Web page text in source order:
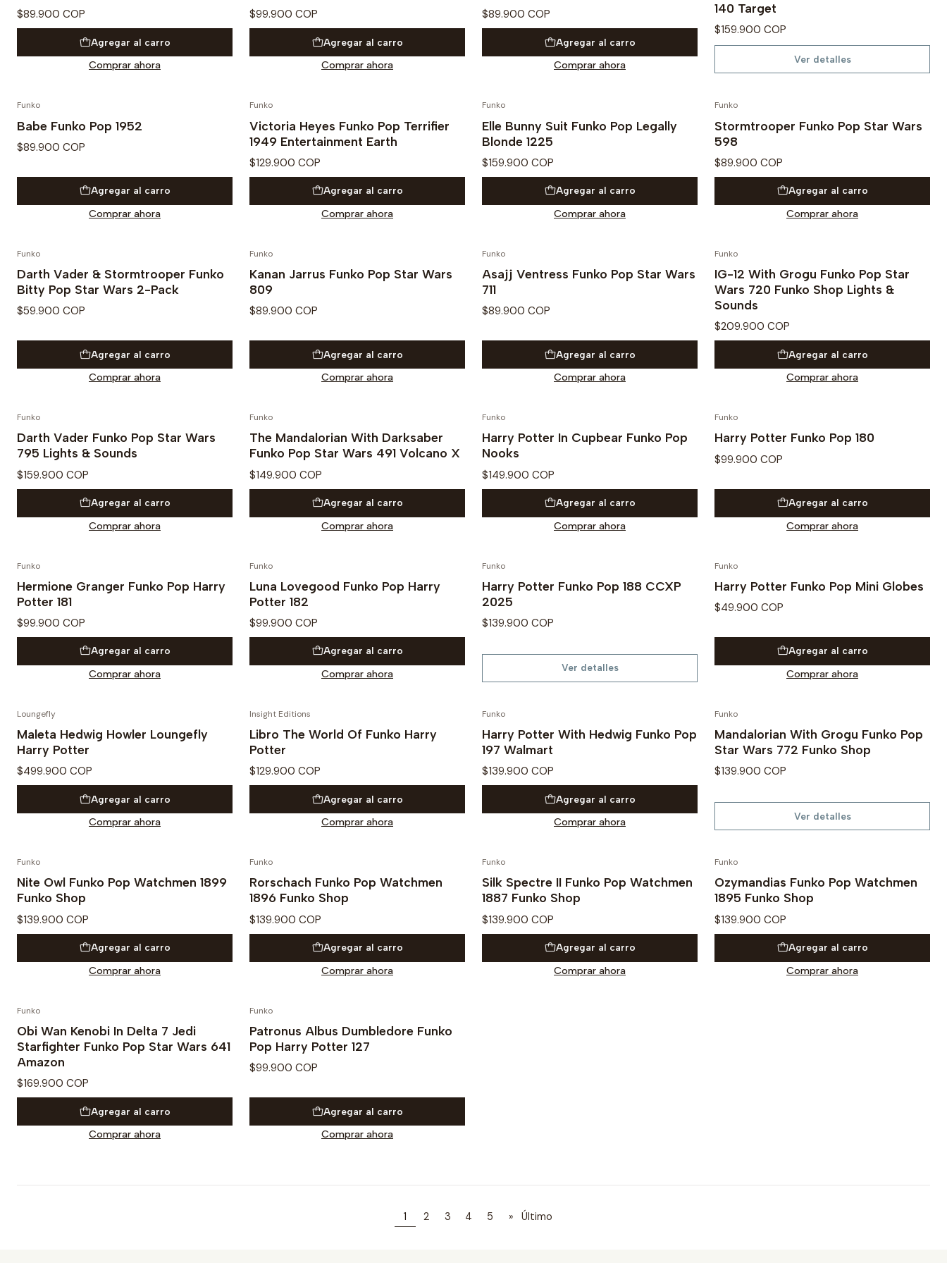
$89.900 COP
Agregar al carro
Comprar ahora
$99.900 COP
Agregar al carro
Comprar ahora
$89.900 COP
Agregar al carro
Comprar ahora
140 Target
$159.900 COP
Ver detalles
Funko
Babe Funko Pop 1952
$89.900 COP
Agregar al carro
Comprar ahora
Funko
Victoria Heyes Funko Pop Terrifier
1949 Entertainment Earth
$129.900 COP
Agregar al carro
Comprar ahora
Funko
Elle Bunny Suit Funko Pop Legally
Blonde 1225
$159.900 COP
Agregar al carro
Comprar ahora
Funko
Stormtrooper Funko Pop Star Wars
598
$89.900 COP
Agregar al carro
Comprar ahora
Funko
Darth Vader & Stormtrooper Funko
Bitty Pop Star Wars 2-Pack
$59.900 COP
Agregar al carro
Comprar ahora
Funko
Kanan Jarrus Funko Pop Star Wars
809
$89.900 COP
Agregar al carro
Comprar ahora
Funko
Asajj Ventress Funko Pop Star Wars
711
$89.900 COP
Agregar al carro
Comprar ahora
Funko
IG-12 With Grogu Funko Pop Star
Wars 720 Funko Shop Lights &
Sounds
$209.900 COP
Agregar al carro
Comprar ahora
Funko
Darth Vader Funko Pop Star Wars
795 Lights & Sounds
$159.900 COP
Agregar al carro
Comprar ahora
Funko
The Mandalorian With Darksaber
Funko Pop Star Wars 491 Volcano X
$149.900 COP
Agregar al carro
Comprar ahora
Funko
Harry Potter In Cupbear Funko Pop
Nooks
$149.900 COP
Agregar al carro
Comprar ahora
Funko
Harry Potter Funko Pop 180
$99.900 COP
Agregar al carro
Comprar ahora
Funko
Hermione Granger Funko Pop Harry
Potter 181
$99.900 COP
Agregar al carro
Comprar ahora
Funko
Luna Lovegood Funko Pop Harry
Potter 182
$99.900 COP
Agregar al carro
Comprar ahora
Funko
Harry Potter Funko Pop 188 CCXP
2025
$139.900 COP
Ver detalles
Funko
Harry Potter Funko Pop Mini Globes
$49.900 COP
Agregar al carro
Comprar ahora
Loungefly
Maleta Hedwig Howler Loungefly
Harry Potter
$499.900 COP
Agregar al carro
Comprar ahora
Insight Editions
Libro The World Of Funko Harry
Potter
$129.900 COP
Agregar al carro
Comprar ahora
Funko
Harry Potter With Hedwig Funko Pop
197 Walmart
$139.900 COP
Agregar al carro
Comprar ahora
Funko
Mandalorian With Grogu Funko Pop
Star Wars 772 Funko Shop
$139.900 COP
Ver detalles
Funko
Nite Owl Funko Pop Watchmen 1899
Funko Shop
$139.900 COP
Agregar al carro
Comprar ahora
Funko
Rorschach Funko Pop Watchmen
1896 Funko Shop
$139.900 COP
Agregar al carro
Comprar ahora
Funko
Silk Spectre II Funko Pop Watchmen
1887 Funko Shop
$139.900 COP
Agregar al carro
Comprar ahora
Funko
Ozymandias Funko Pop Watchmen
1895 Funko Shop
$139.900 COP
Agregar al carro
Comprar ahora
Funko
Obi Wan Kenobi In Delta 7 Jedi
Starfighter Funko Pop Star Wars 641
Amazon
$169.900 COP
Agregar al carro
Comprar ahora
Funko
Patronus Albus Dumbledore Funko
Pop Harry Potter 127
$99.900 COP
Agregar al carro
Comprar ahora
1 2 3 4 5 » Último